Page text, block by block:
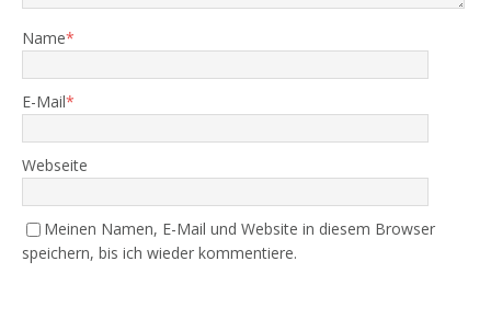
Name*
E-Mail*
Webseite
Meinen Namen, E-Mail und Website in diesem Browser
speichern, bis ich wieder kommentiere.